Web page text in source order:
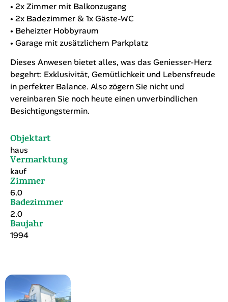
• 2x Zimmer mit Balkonzugang
• 2x Badezimmer & 1x Gäste-WC
• Beheizter Hobbyraum
• Garage mit zusätzlichem Parkplatz
Dieses Anwesen bietet alles, was das Geniesser-Herz
begehrt: Exklusivität, Gemütlichkeit und Lebensfreude
in perfekter Balance. Also zögern Sie nicht und
vereinbaren Sie noch heute einen unverbindlichen
Besichtigungstermin.
Objektart
haus
Vermarktung
kauf
Zimmer
6.0
Badezimmer
2.0
Baujahr
1994